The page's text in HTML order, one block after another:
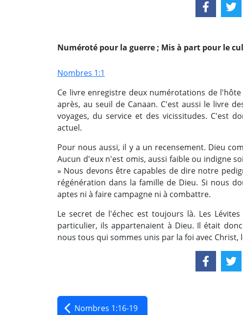
Numéroté pour la guerre ; Mis à part pour le
Nombres 1:1
Ce livre enregistre deux numérotations de
après, au seuil de Canaan. C'est aussi le livre
voyages, du service et des vicissitudes. C'est
actuel.
Pour nous aussi, il y a un recensement. Dieu
Aucun d'eux n'est omis, aussi faible ou indigne
» Nous devons être capables de dire notre
régénération dans la famille de Dieu. Si nous
aptes ni à faire campagne ni à combattre.
Le secret de l'échec est toujours là. Les
particulier, ils appartenaient à Dieu. Il était
nous tous qui sommes unis par la foi avec Christ,
Nombres 1:16-19